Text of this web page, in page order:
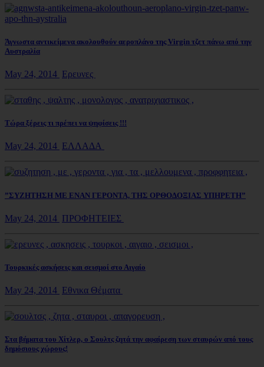
Άγνωστα αντικείμενα ακολουθούν αεροπλάνο της Virgin τζετ πάνω από την
Αυστραλία
May 24, 2014 Ερευνες
Τώρα ξέρεις τι πρέπει να ψηφίσεις !!!
May 24, 2014 ΕΛΛΑΔΑ
”ΣΥΖΗΤΗΣΗ ΜΕ ΕΝΑΝ ΓΕΡΟΝΤΑ, ΤΗΣ ΟΡΘΟΔΟΞΙΑΣ ΥΠΗΡΕΤΗ”
May 24, 2014 ΠΡΟΦΗΤΕΙΕΣ
Τουρκικές ασκήσεις και σεισμοί στο Αιγαίο
May 24, 2014 Εθνικα Θέματα
Στα βήματα του Χίτλερ, ο Σουλτς ζητά την αφαίρεση των σταυρών από τους
δημόσιους χώρους!